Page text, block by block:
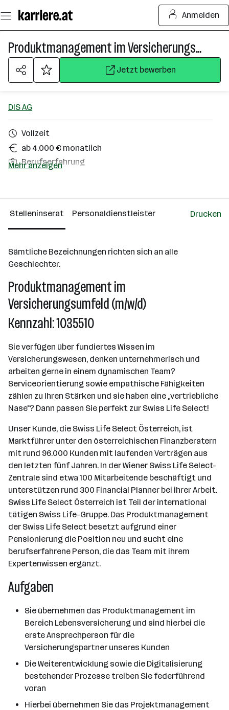
Seiteninhalt
springen
Anmelden
Produktmanagement im Versicherungsumfeld (m/w/d)
Jetzt bewerben
DIS AG
Vollzeit
ab 4.000 € monatlich
Berufserfahrung
Mehr anzeigen
Stelleninserat Personaldienstleister Drucken
Sämtliche Bezeichnungen richten sich an alle
Geschlechter.
Produktmanagement im
Versicherungsumfeld (m/w/d)
Kennzahl: 1035510
Sie verfügen über fundiertes Wissen im
Versicherungswesen, denken unternehmerisch und
arbeiten gerne in einem dynamischen Team?
Serviceorientierung sowie empathische Fähigkeiten
zählen zu Ihren Stärken und sie haben eine „vertriebliche
Nase"? Dann passen Sie perfekt zur Swiss Life Select!
Unser Kunde, die Swiss Life Select Österreich, ist
Marktführer unter den österreichischen Finanzberatern
mit rund 96.000 Kunden mit laufenden Verträgen aus
den letzten fünf Jahren. In der Wiener Swiss Life Select-
Zentrale sind etwa 100 Mitarbeitende beschäftigt und
unterstützen rund 300 Financial Planner bei ihrer Arbeit.
Swiss Life Select Österreich ist Teil der international
tätigen Swiss Life-Gruppe. Das Produktmanagement
der Swiss Life Select besetzt aufgrund einer
Pensionierung die Position neu und sucht eine
berufserfahrene Person, die das Team mit ihrem
Expertenwissen ergänzt.
Aufgaben
Sie übernehmen das Produktmanagement im
Bereich Lebensversicherung und sind hierbei die
erste Ansprechperson für die
Versicherungspartner unseres Kunden
Die Weiterentwicklung sowie die Digitalisierung
bestehender Prozesse treiben Sie federführend
voran
Hierbei übernehmen Sie das Projektmanagement